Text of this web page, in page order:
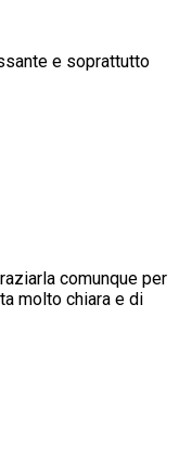
e soprattutto
comunque per
molto chiara e di